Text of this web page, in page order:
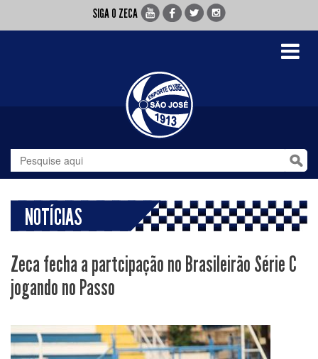
SIGA O ZECA
Toggle
NOTÍCIAS
Zeca fecha a partcipação no Brasileirão Série C
jogando no Passo